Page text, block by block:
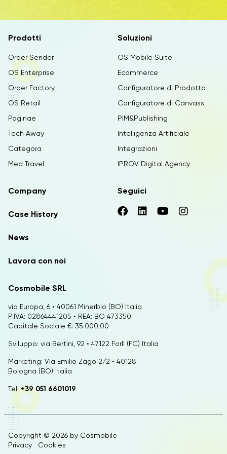
Cosmobile SRL
via Europa, 6 • 40061 Minerbio (BO) Italia
P.IVA: 02864441205 • REA: BO 473350
Capitale Sociale €: 35.000,00
Sviluppo: via Bertini, 92 • 47122 Forlì (FC) Italia
Marketing: Via Emilio Zago 2/2 • 40128
Bologna (BO) Italia
Tel:+39 051 6601019
Prodotti
Order Sender
OS Enterprise
Order Factory
OS Retail
Paginae
Tech Away
Categora
Med Travel
Soluzioni
OS Mobile Suite
Ecommerce
Configuratore di Prodotto
Configuratore di Canvass
PIM&Publishing
Intelligenza Artificiale
Integrazioni
IPROV Digital Agency
Company
Case History
News
Lavora con noi
Seguici
Copyright © 2026 by Cosmobile
Privacy
Cookies